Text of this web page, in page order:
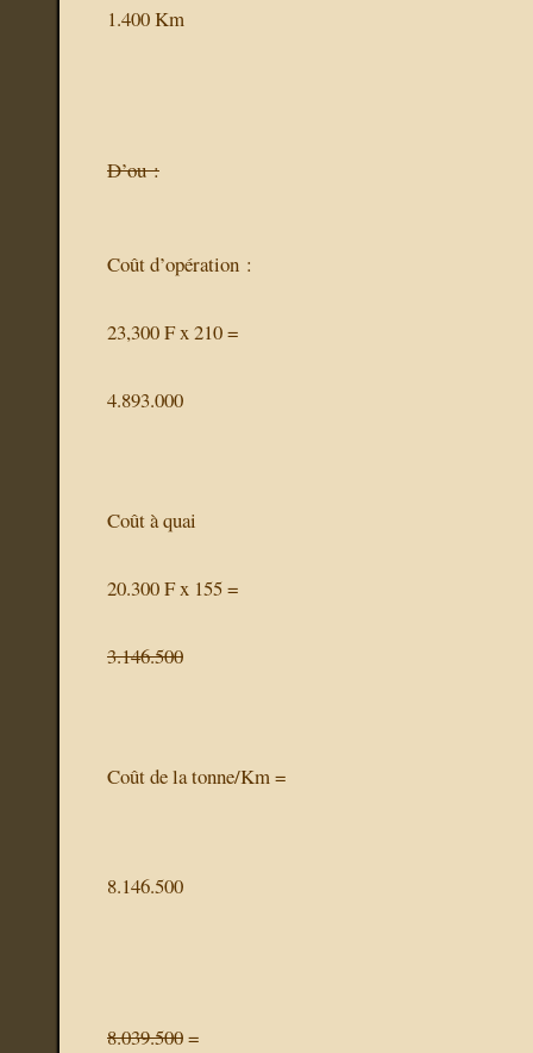
1.400 Km
D’ou :
Coût d’opération :
23,300 F x 210 =
4.893.000
Coût à quai
20.300 F x 155 =
3.146.500
Coût de la tonne/Km =
8.146.500
8.039.500=